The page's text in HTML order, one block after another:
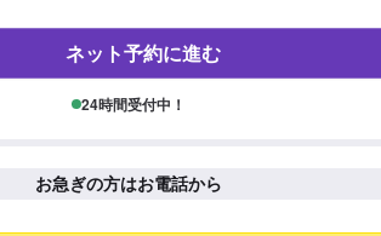
ネット予約に進む
24時間受付中！
お急ぎの方はお電話から